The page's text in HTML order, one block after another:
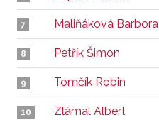
7 Maliňáková Barbora
8 Petřík Šimon
9 Tomčík Robin
10 Zlámal Albert